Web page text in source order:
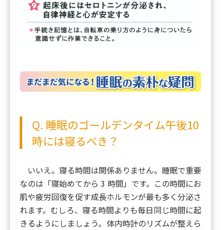
Q. 睡眠のゴールデンタイム午後10
時には寝るべき？
いいえ。寝る時間は関係ありません。睡眠で重要
なのは「寝始めてから 3 時間」です。この時間にお
肌や疲労回復を促す成長ホルモンが最も多く分泌さ
れます。むしろ、寝る時間よりも毎日同じ時間に起
きるようにしましょう。体内時計のリズムが整えら